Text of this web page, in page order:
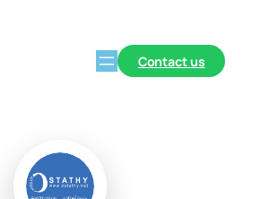
Contact us